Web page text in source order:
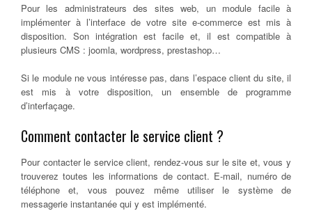
Pour les administrateurs des sites web, un module facile à
implémenter à l’interface de votre site e-commerce est mis à
disposition. Son intégration est facile et, il est compatible à
plusieurs CMS : joomla, wordpress, prestashop…
Si le module ne vous intéresse pas, dans l’espace client du site, il
est mis à votre disposition, un ensemble de programme
d’interfaçage.
Comment contacter le service client ?
Pour contacter le service client, rendez-vous sur le site et, vous y
trouverez toutes les informations de contact. E-mail, numéro de
téléphone et, vous pouvez même utiliser le système de
messagerie instantanée qui y est implémenté.